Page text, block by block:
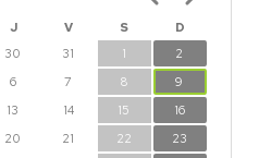
J V S
D
30 31 1
2
6 7 8
9
13 14 15
16
20 21 22
23